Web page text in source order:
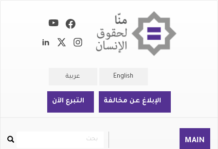
English عربية
الإبلاغ عن مخالفة التبرع الآن
MAIN بحث